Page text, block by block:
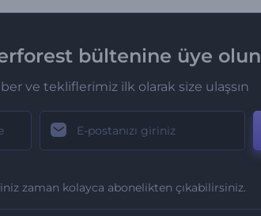
bültenine üye olun
ve tekliflerimiz ilk olarak size ulaşsın
zaman kolayca abonelikten çıkabilirsiniz.